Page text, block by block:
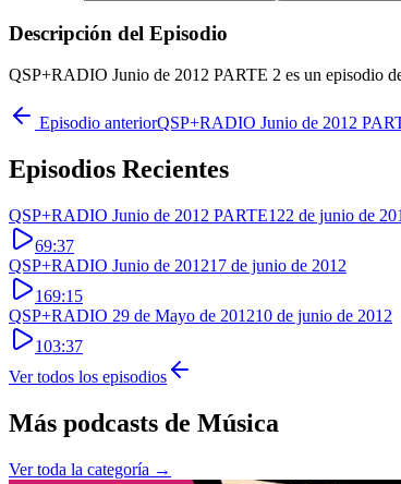
Descripción del Episodio
QSP+RADIO Junio de 2012 PARTE 2 es un episodio
Episodio anteriorQSP+RADIO Junio de 2012
Episodios Recientes
QSP+RADIO Junio de 2012 PARTE1 22 de junio de
69:37
QSP+RADIO Junio de 201217 de junio de 2012
169:15
QSP+RADIO 29 de Mayo de 201210 de junio de 2012
103:37
Ver todos los episodios
Más podcasts de Música
Ver toda la categoría →